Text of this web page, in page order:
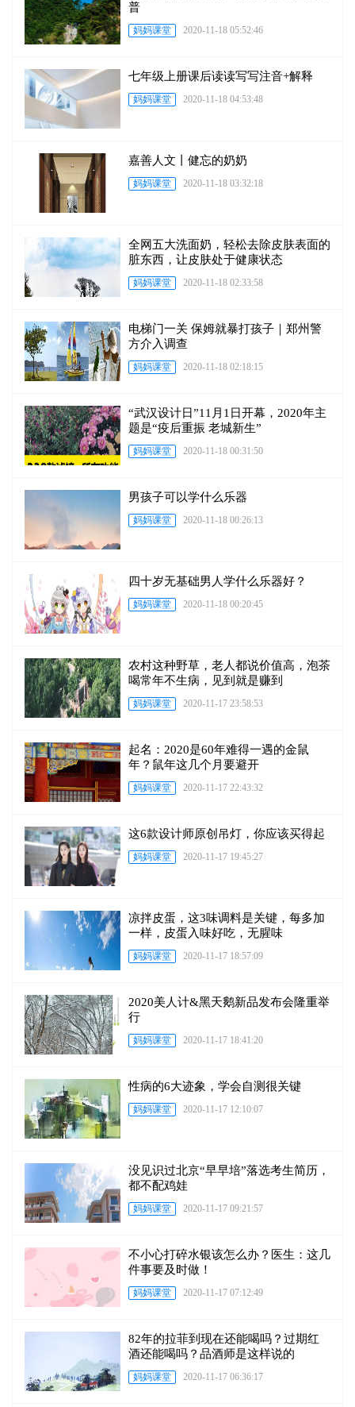
普
妈妈课堂 2020-11-18 05:52:46
七年级上册课后读读写写注音+解释
妈妈课堂 2020-11-18 04:53:48
嘉善人文丨健忘的奶奶
妈妈课堂 2020-11-18 03:32:18
全网五大洗面奶，轻松去除皮肤表面的
脏东西，让皮肤处于健康状态
妈妈课堂 2020-11-18 02:33:58
电梯门一关 保姆就暴打孩子｜郑州警
方介入调查
妈妈课堂 2020-11-18 02:18:15
“武汉设计日”11月1日开幕，2020年主
题是“疫后重振 老城新生”
妈妈课堂 2020-11-18 00:31:50
男孩子可以学什么乐器
妈妈课堂 2020-11-18 00:26:13
四十岁无基础男人学什么乐器好？
妈妈课堂 2020-11-18 00:20:45
农村这种野草，老人都说价值高，泡茶
喝常年不生病，见到就是赚到
妈妈课堂 2020-11-17 23:58:53
起名：2020是60年难得一遇的金鼠
年？鼠年这几个月要避开
妈妈课堂 2020-11-17 22:43:32
这6款设计师原创吊灯，你应该买得起
妈妈课堂 2020-11-17 19:45:27
凉拌皮蛋，这3味调料是关键，每多加
一样，皮蛋入味好吃，无腥味
妈妈课堂 2020-11-17 18:57:09
2020美人计&黑天鹅新品发布会隆重举
行
妈妈课堂 2020-11-17 18:41:20
性病的6大迹象，学会自测很关键
妈妈课堂 2020-11-17 12:10:07
没见识过北京“早早培”落选考生简历，
都不配鸡娃
妈妈课堂 2020-11-17 09:21:57
不小心打碎水银该怎么办？医生：这几
件事要及时做！
妈妈课堂 2020-11-17 07:12:49
82年的拉菲到现在还能喝吗？过期红
酒还能喝吗？品酒师是这样说的
妈妈课堂 2020-11-17 06:36:17